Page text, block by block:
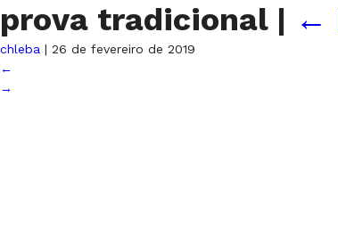
prova tradicional | ←
chleba | 26 de fevereiro de 2019
←
→